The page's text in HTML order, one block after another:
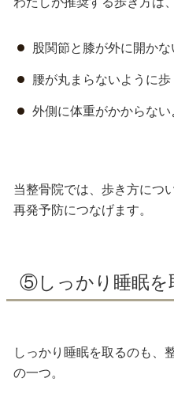
股関節と膝が外に開かな
腰が丸まらないように歩
外側に体重がかからない
当整骨院では、歩き方につ
再発予防につなげます。
⑤しっかり睡眠を
しっかり睡眠を取るのも、
の一つ。